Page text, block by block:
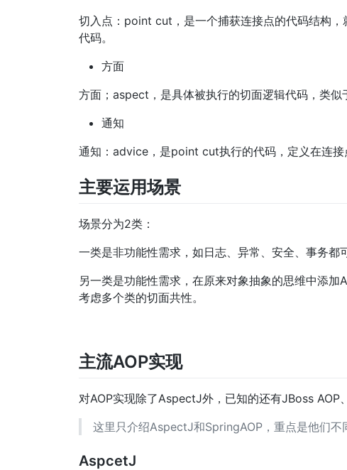
切入点：point cut，是一个捕获连接点的代码结构
代码。
方面
方面；aspect，是具体被执行的切面逻辑代码，类似
通知
通知：advice，是point cut执行的代码，定义在连接
主要运用场景
场景分为2类：
一类是非功能性需求，如日志、异常、安全、事务都
另一类是功能性需求，在原来对象抽象的思维中添
考虑多个类的切面共性。
主流AOP实现
对AOP实现除了AspectJ外，已知的还有JBoss AOP
这里只介绍AspectJ和SpringAOP，重点是他们不
AspcetJ